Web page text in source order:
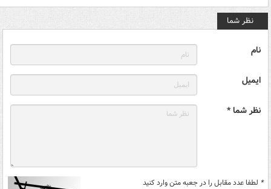
نظر شما
نام
ایمیل
نظر شما *
* لطفا عدد مقابل را در جعبه متن وارد کنید